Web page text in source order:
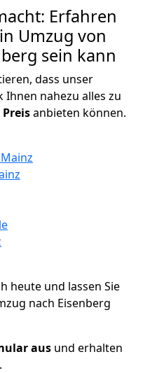
Erfahren
Umzug von
sein kann
dass unser
nahezu alles zu
Preisanbieten können.
heute und lassen Sie
nach Eisenberg
aus und erhalten